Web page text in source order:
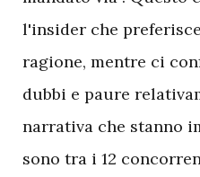
l'insider che
ragione, mentre ci
dubbi e paure
narrativa che stanno
sono tra i 12